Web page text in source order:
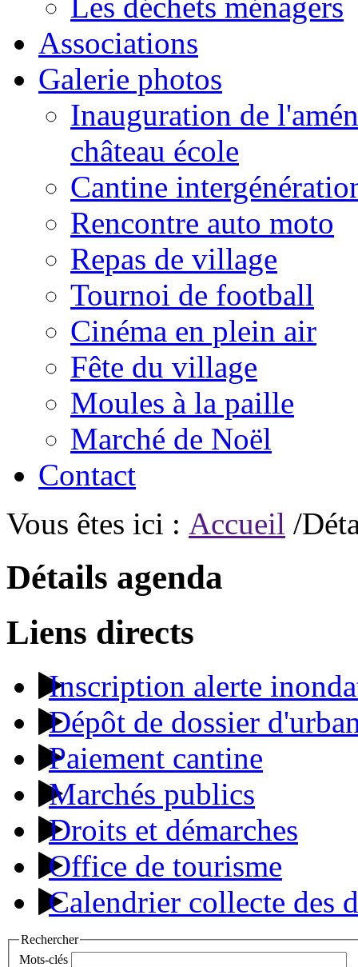
Les déchets ménagers
Associations
Galerie photos
Inauguration de
château école
Cantine
Rencontre auto moto
Repas de village
Tournoi de football
Cinéma en plein air
Fête du village
Moules à la paille
Marché de Noël
Contact
Vous êtes ici : Accueil /
Détails agenda
Liens directs
Inscription alerte
Dépôt de dossier
Paiement cantine
Marchés publics
Droits et démarches
Office de tourisme
Calendrier collecte des
Rechercher
Mots-clés